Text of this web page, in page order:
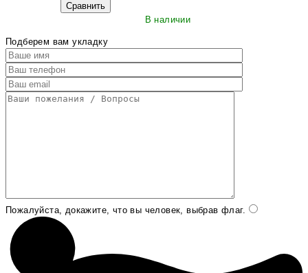
Сравнить
В наличии
Подберем вам укладку
Пожалуйста, докажите, что вы человек, выбрав флаг.